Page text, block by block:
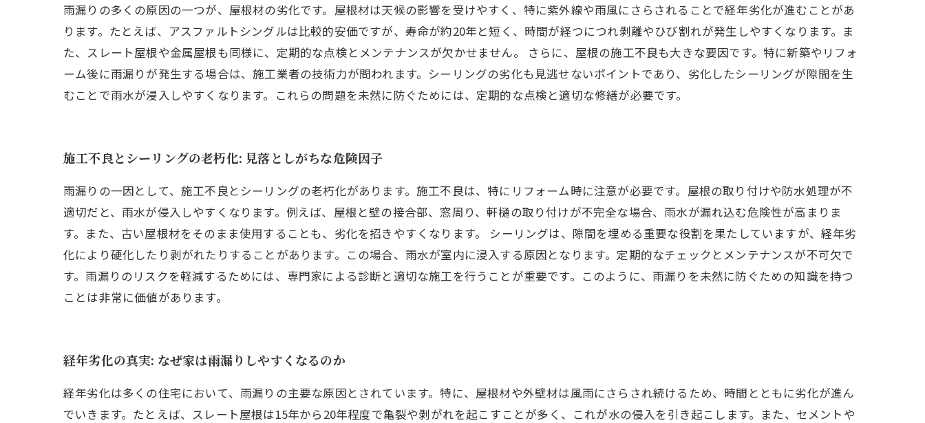
雨漏りの多くの原因の一つが、屋根材の劣化です。屋根材は天候の影響を受けやすく、特に紫外線や雨風にさらされることで経年劣化が進むことがあ
ります。たとえば、アスファルトシングルは比較的安価ですが、寿命が約20年と短く、時間が経つにつれ剥離やひび割れが発生しやすくなります。ま
た、スレート屋根や金属屋根も同様に、定期的な点検とメンテナンスが欠かせません。 さらに、屋根の施工不良も大きな要因です。特に新築やリフォ
ーム後に雨漏りが発生する場合は、施工業者の技術力が問われます。シーリングの劣化も見逃せないポイントであり、劣化したシーリングが隙間を生
むことで雨水が浸入しやすくなります。これらの問題を未然に防ぐためには、定期的な点検と適切な修繕が必要です。
施工不良とシーリングの老朽化: 見落としがちな危険因子
雨漏りの一因として、施工不良とシーリングの老朽化があります。施工不良は、特にリフォーム時に注意が必要です。屋根の取り付けや防水処理が不
適切だと、雨水が侵入しやすくなります。例えば、屋根と壁の接合部、窓周り、軒樋の取り付けが不完全な場合、雨水が漏れ込む危険性が高まりま
す。また、古い屋根材をそのまま使用することも、劣化を招きやすくなります。 シーリングは、隙間を埋める重要な役割を果たしていますが、経年劣
化により硬化したり剥がれたりすることがあります。この場合、雨水が室内に浸入する原因となります。定期的なチェックとメンテナンスが不可欠で
す。雨漏りのリスクを軽減するためには、専門家による診断と適切な施工を行うことが重要です。このように、雨漏りを未然に防ぐための知識を持つ
ことは非常に価値があります。
経年劣化の真実: なぜ家は雨漏りしやすくなるのか
経年劣化は多くの住宅において、雨漏りの主要な原因とされています。特に、屋根材や外壁材は風雨にさらされ続けるため、時間とともに劣化が進ん
でいきます。たとえば、スレート屋根は15年から20年程度で亀裂や剥がれを起こすことが多く、これが水の侵入を引き起こします。また、セメントや